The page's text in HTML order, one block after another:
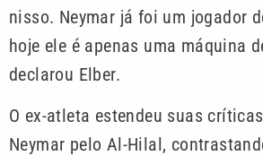
nisso. Neymar já foi um jogador
hoje ele é apenas uma máquina
declarou Elber.
O ex-atleta estendeu suas
Neymar pelo Al-Hilal,